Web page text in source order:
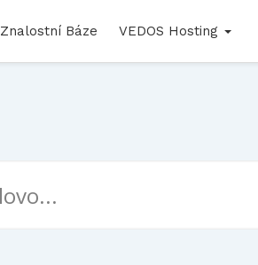
Znalostní Báze VEDOS Hosting